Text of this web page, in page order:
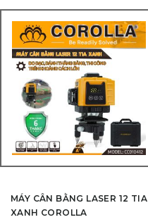
MÁY CÂN BẰNG LASER 12 TIA
XANH COROLLA